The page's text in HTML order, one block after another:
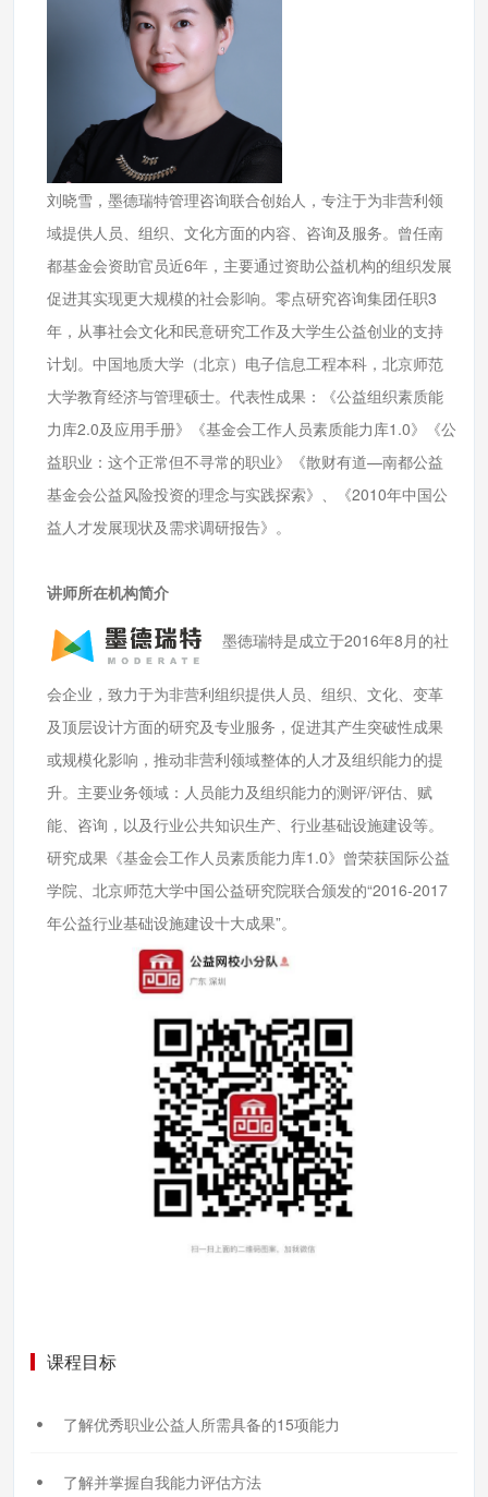
刘晓雪，墨德瑞特管理咨询联合创始人，专注于为非营利领
域提供人员、组织、文化方面的内容、咨询及服务。曾任南
都基金会资助官员近6年，主要通过资助公益机构的组织发展
促进其实现更大规模的社会影响。零点研究咨询集团任职3
年，从事社会文化和民意研究工作及大学生公益创业的支持
计划。中国地质大学（北京）电子信息工程本科，北京师范
大学教育经济与管理硕士。代表性成果：《公益组织素质能
力库2.0及应用手册》《基金会工作人员素质能力库1.0》《公
益职业：这个正常但不寻常的职业》《散财有道—南都公益
基金会公益风险投资的理念与实践探索》、《2010年中国公
益人才发展现状及需求调研报告》。
讲师所在机构简介
墨徳瑞特是成立于2016年8月的社
会企业，致力于为非营利组织提供人员、组织、文化、变革
及顶层设计方面的研究及专业服务，促进其产生突破性成果
或规模化影响，推动非营利领域整体的人才及组织能力的提
升。主要业务领域：人员能力及组织能力的测评/评估、赋
能、咨询，以及行业公共知识生产、行业基础设施建设等。
研究成果《基金会工作人员素质能力库1.0》曾荣获国际公益
学院、北京师范大学中国公益研究院联合颁发的“2016-2017
年公益行业基础设施建设十大成果”。
课程目标
了解优秀职业公益人所需具备的15项能力
了解并掌握自我能力评估方法